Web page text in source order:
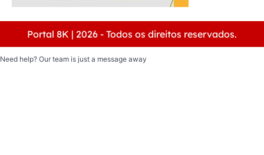
Portal 8K | 2026 - Todos os direitos reservados.
Need help? Our team is just a message away